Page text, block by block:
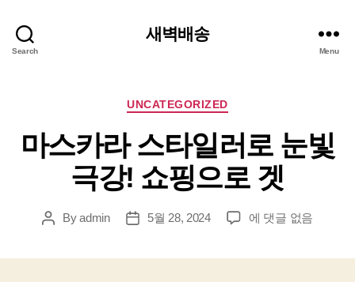
Search
새벽배송
Menu
Categories
UNCATEGORIZED
마스카라 스타일러로 눈빛
극강! 쇼핑으로 겟
PostByadmin
Post5월 28, 2024
마
에 댓글 없음